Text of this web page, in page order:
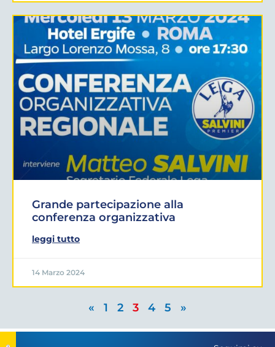
Grande partecipazione alla
conferenza organizzativa
leggi tutto
14 Marzo 2024
« 1 2 3 4 5 »